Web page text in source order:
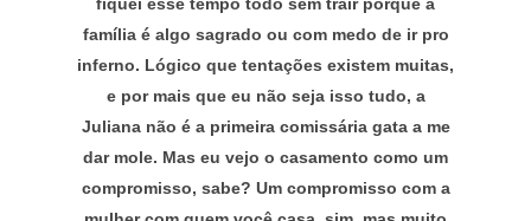
família é algo sagrado ou com medo de ir pro
inferno. Lógico que tentações existem muitas,
e por mais que eu não seja isso tudo, a
Juliana não é a primeira comissária gata a me
dar mole. Mas eu vejo o casamento como um
compromisso, sabe? Um compromisso com a